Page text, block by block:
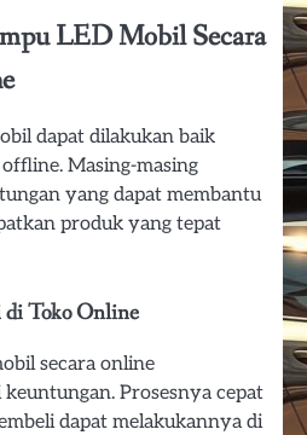
LED Mobil Secara
dapat dilakukan baik
Masing-masing
yang dapat membantu
produk yang tepat
Toko Online
secara online
Prosesnya cepat
dapat melakukannya di